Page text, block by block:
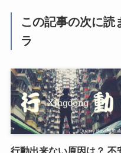
この記事の次に読
ラ
行動出来ない原因は？ 不